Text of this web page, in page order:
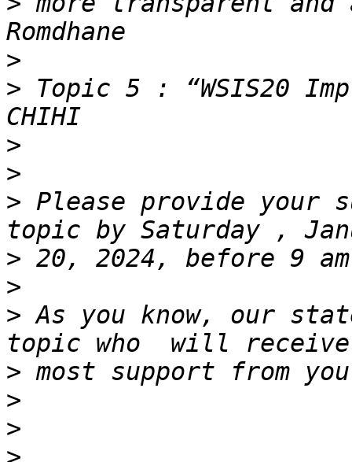
>
> Topic 5 : “WSIS20
>
>
> Please provide your
>
>
> As you know, our
>
>
>